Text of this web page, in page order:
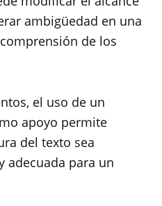
ambigüedad en una
de los
el uso de un
apoyo permite
del texto sea
adecuada para un